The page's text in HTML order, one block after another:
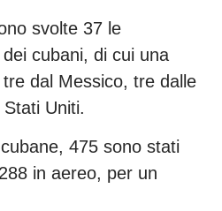
svolte 37 le
cubani, di cui una
dal Messico, tre dalle
Uniti.
475 sono stati
in aereo, per un